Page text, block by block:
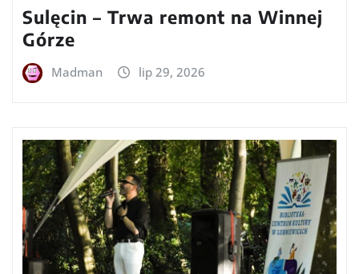
Sulęcin – Trwa remont na Winnej
Górze
Madman lip 29, 2026